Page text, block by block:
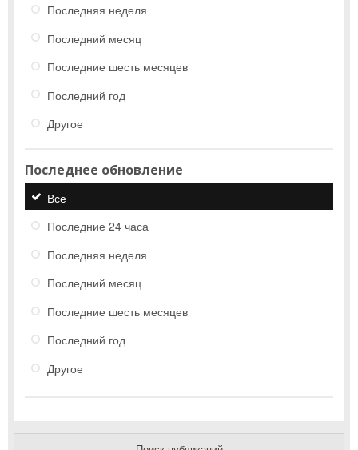
Последняя неделя
Последний месяц
Последние шесть месяцев
Последний год
Другое
Последнее обновление
Все
Последние 24 часа
Последняя неделя
Последний месяц
Последние шесть месяцев
Последний год
Другое